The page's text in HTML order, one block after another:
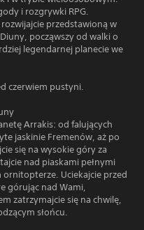
i rozgrywki RPG.
przedstawioną w
począwszy od walki o
legendarnej planecie we
czerwiem pustyni.
Arrakis: od falujących
jaskinie Fremenów, aż po
się na wysokie góry za
nad piaskami pełnymi
ornitopterze. Uciekajcie przed
górując nad Wami,
zatrzymajcie się na chwilę,
słońcu.